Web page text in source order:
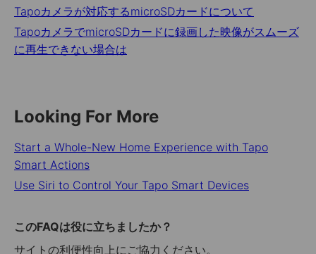
Tapoカメラが対応するmicroSDカードについて
TapoカメラでmicroSDカードに録画した映像がスムーズ
に再生できない場合は
Looking For More
Start a Whole-New Home Experience with Tapo
Smart Actions
Use Siri to Control Your Tapo Smart Devices
このFAQは役に立ちましたか？
サイトの利便性向上にご協力ください。